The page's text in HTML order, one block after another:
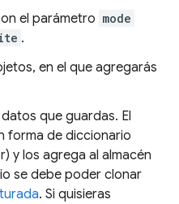
el parámetro mode
.
en el que agregarás
que guardas. El
forma de diccionario
y los agrega al almacén
se debe poder clonar
. Si quisieras